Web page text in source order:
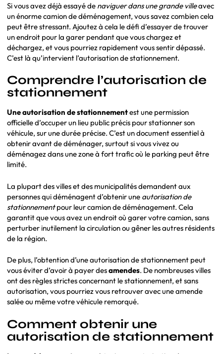
Si vous avez déjà essayé de naviguer dans une grande villeavec
un énorme camion de déménagement, vous savez combien cela
peut être stressant. Ajoutez à cela le défi d’essayer de trouver
un endroit pour la garer pendant que vous chargez et
déchargez, et vous pourriez rapidement vous sentir dépassé.
C’est là qu’intervient l’autorisation de stationnement.
Comprendre l’autorisation de
stationnement
Une autorisation de stationnementest une permission
officielle d’occuper un lieu public précis pour stationner son
véhicule, sur une durée précise. C’est un document essentiel à
obtenir avant de déménager, surtout si vous vivez ou
déménagez dans une zone à fort trafic où le parking peut être
limité.
La plupart des villes et des municipalités demandent aux
personnes qui déménagent d’obtenir une autorisation de
stationnementpour leur camion de déménagement. Cela
garantit que vous avez un endroit où garer votre camion, sans
perturber inutilement la circulation ou gêner les autres résidents
de la région.
De plus, l’obtention d’une autorisation de stationnement peut
vous éviter d’avoir à payer desamendes. De nombreuses villes
ont des règles strictes concernant le stationnement, et sans
autorisation, vous pourriez vous retrouver avec une amende
salée ou même votre véhicule remorqué.
Comment obtenir une
autorisation de stationnement